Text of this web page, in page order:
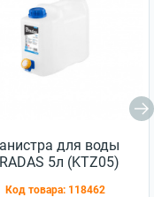
для воды
5л (KTZ05)
Код товара: 118462